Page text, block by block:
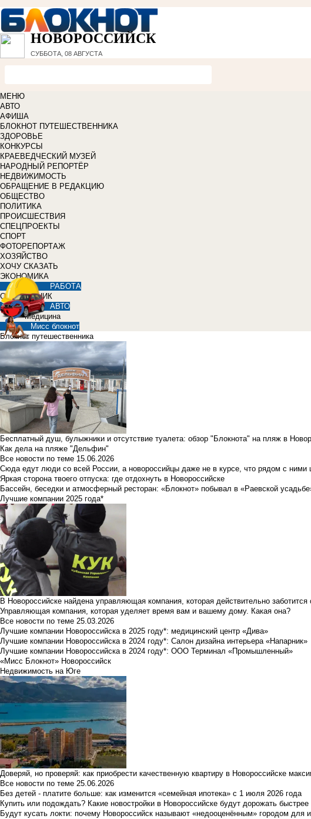
НОВОРОССИЙСК
СУББОТА, 08 АВГУСТА
МЕНЮ
АВТО
АФИША
БЛОКНОТ ПУТЕШЕСТВЕННИКА
ЗДОРОВЬЕ
КОНКУРСЫ
КРАЕВЕДЧЕСКИЙ МУЗЕЙ
НАРОДНЫЙ РЕПОРТЁР
НЕДВИЖИМОСТЬ
ОБРАЩЕНИЕ В РЕДАКЦИЮ
ОБЩЕСТВО
ПОЛИТИКА
ПРОИСШЕСТВИЯ
СПЕЦПРОЕКТЫ
СПОРТ
ФОТОРЕПОРТАЖ
ХОЗЯЙСТВО
ХОЧУ СКАЗАТЬ
ЭКОНОМИКА
РАБОТА
СПРАВОЧНИК
АВТО
Медицина
Мисс блокнот
Блокнот путешественника
Бесплатный душ, булыжники и отсутствие туалета: обзор "Блокнота" на пляж в
Как дела на пляже "Дельфин"
Все новости по теме 15.06.2026
Сюда едут люди со всей России, а новороссийцы даже не в курсе, что рядом с ними
Яркая сторона твоего отпуска: где отдохнуть в Новороссийске
Бассейн, беседки и атмосферный ресторан: «Блокнот» побывал в «Раевской
Лучшие компании 2025 года*
В Новороссийске найдена управляющая компания, которая действительно заботится
Управляющая компания, которая уделяет время вам и вашему дому. Какая она?
Все новости по теме 25.03.2026
Лучшие компании Новороссийска в 2025 году*: медицинский центр «Дива»
Лучшие компании Новороссийска в 2024 году*: Салон дизайна интерьера «Напарник»
Лучшие компании Новороссийска в 2024 году*: ООО Терминал «Промышленный»
«Мисс Блокнот» Новороссийск
Недвижимость на Юге
Доверяй, но проверяй: как приобрести качественную квартиру в Новороссийске
Все новости по теме 25.06.2026
Без детей - платите больше: как изменится «семейная ипотека» с 1 июля 2026 года
Купить или подождать? Какие новостройки в Новороссийске будут дорожать быстрее
Будут кусать локти: почему Новороссийск называют «недооценённым» городом для